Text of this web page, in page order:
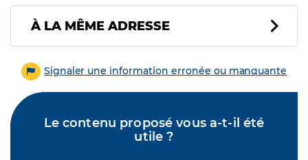
À LA MÊME ADRESSE
Signaler une information erronée ou manquante
Le contenu proposé vous a-t-il été
utile ?